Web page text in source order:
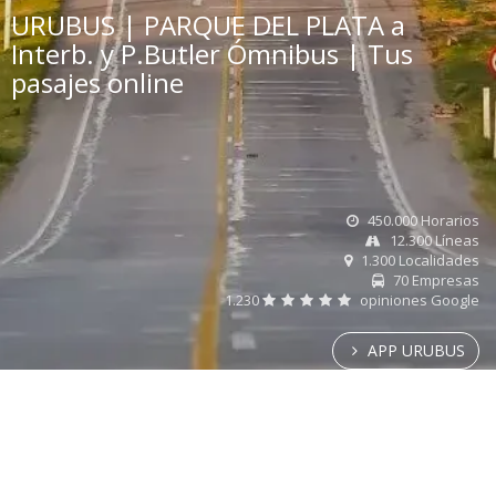
URUBUS | PARQUE DEL PLATA a
Interb. y P.Butler Ómnibus | Tus
pasajes online
450.000 Horarios
12.300 Líneas
1.300 Localidades
70 Empresas
1.230
opiniones Google
APP URUBUS